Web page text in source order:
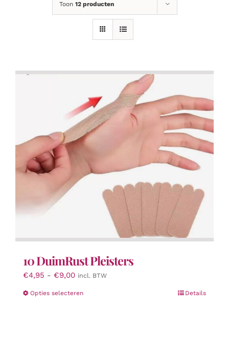
Toon 12 producten
10 DuimRust Pleisters
€4,95 - €9,00Prijsklasse:
tot
incl. BTW
Opties selecterenDit
Details